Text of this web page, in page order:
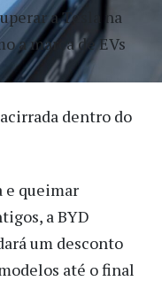
a Tesla na
a marca de EVs
dentro do
e queimar
a BYD
um desconto
até o final